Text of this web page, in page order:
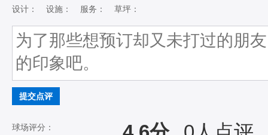
设计： 设施： 服务： 草坪：
提交点评
球场评分：